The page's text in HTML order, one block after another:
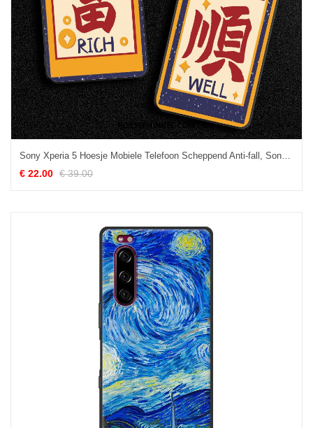
Sony Xperia 5 Hoesje Mobiele Telefoon Scheppend Anti-fall, Sony Xperia 5 Hoesje Geel Bescherming
€ 22.00 € 39.00